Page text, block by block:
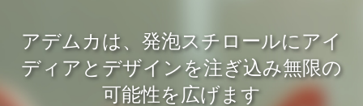
アデムカは、発泡スチロールにアイ
ディアとデザインを注ぎ込み無限の
可能性を広げます